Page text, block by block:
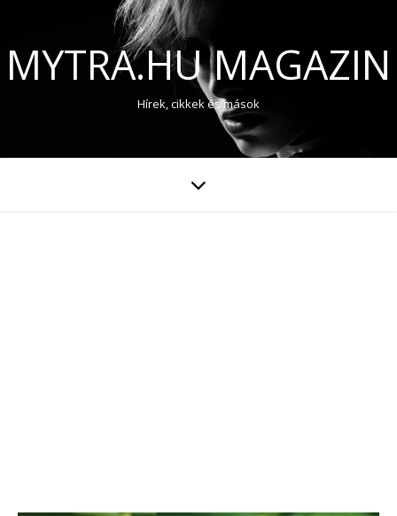
MYTRA.HU MAGAZIN
Hírek, cikkek és mások